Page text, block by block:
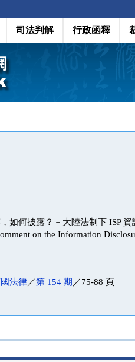
司法判解 行政函釋
如何披露？－大陸法制下 ISP
on the Information
法律／第 154 期 ／75-88 頁